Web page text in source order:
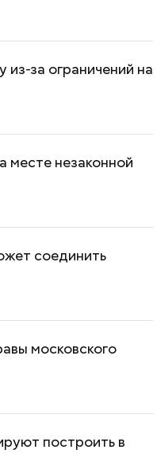
за ограничений на
месте незаконной
соединить
московского
построить в